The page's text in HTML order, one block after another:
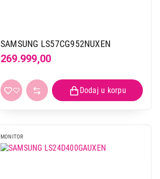
SAMSUNG LS57CG952NUXEN
269.999,00
MONITOR